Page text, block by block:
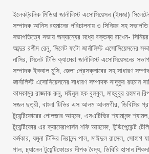
ইলেকট্রনিক মিডিয়া জার্নালিস্ট এসোসিয়েসন (ইমজা)
সম্পাদক আনিস রহমানের পরিচালনায় ও সিনিয়র সহ
সভাপতিত্বে সভায় অন্যান্যের মধ্যে বক্তব্য রাখেন- সিনিয়র
আব্দুর রশীদ রেনু, সিলেট ফটো জার্নালিস্ট এসোসিয়েসনের
নাসির, সিলেট টিভি ক্যামেরা জার্নালিস্ট এসোসিয়েসনের
সম্পাদক ইকবাল মুন্সি, জেলা প্রেসক্লাবের সহ সাধারণ
জার্নালিস্ট এসোসিয়েসনের সাধারণ সম্পাদক সাদূকুর রহমান
কামকামুর রাজ্জাক রুনু, মঈনুল হক বুলবুল, মাহবুবুর রহমান
সজল ছত্রী, বাংলা টিভির এস আলম আলমগীর, ডিবিসির
টুয়েন্টিফোরের গোলজার আহমদ, এসএটিভির শ্যামানন্দ
টুয়েন্টিফোর এর ক্যামেরাপার্সন শফি আহমেদ, ইন্ডিপেন্ডেন্ট
কর্মকার, যমুনা টিভির নিরানন্দ পাল, মাঈদুল রাসেল,
পাল, চ্যানেল টুয়েন্টিফোরের দীপক বৈদ্য, ডিবিরি হাসান